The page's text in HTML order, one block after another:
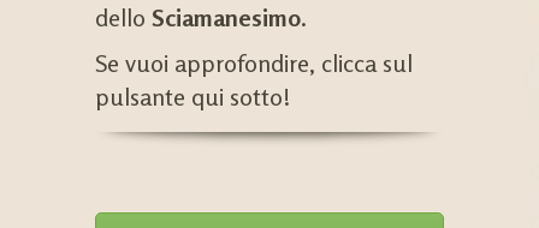
dello Sciamanesimo.
Se vuoi approfondire, clicca sul
pulsante qui sotto!